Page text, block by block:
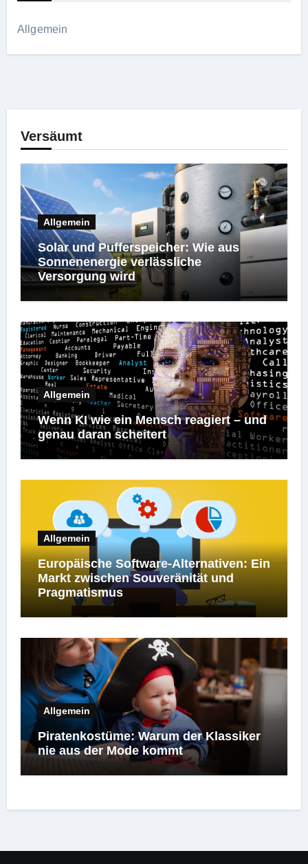
Allgemein
Versäumt
Allgemein
Solar und Pufferspeicher: Wie aus
Sonnenenergie verlässliche
Versorgung wird
Allgemein
Wenn KI wie ein Mensch reagiert – und
genau daran scheitert
Allgemein
Europäische Software-Alternativen: Ein
Markt zwischen Souveränität und
Pragmatismus
Allgemein
Piratenkostüme: Warum der Klassiker
nie aus der Mode kommt